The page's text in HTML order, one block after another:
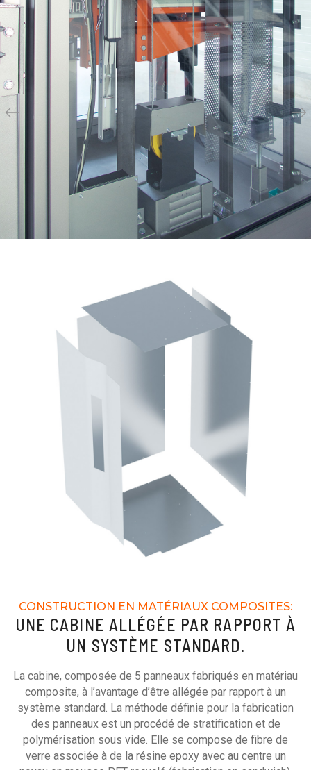
CONSTRUCTION EN MATÉRIAUX COMPOSITES:
UNE CABINE ALLÉGÉE PAR RAPPORT À
UN SYSTÈME STANDARD.
La cabine, composée de 5 panneaux fabriqués en matériau
composite, à l’avantage d’être allégée par rapport à un
système standard. La méthode définie pour la fabrication
des panneaux est un procédé de stratification et de
polymérisation sous vide. Elle se compose de fibre de
verre associée à de la résine epoxy avec au centre un